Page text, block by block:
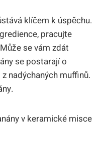
klíčem k úspěchu.
pracujte
se vám zdát
se postarají o
nadýchaných muffinů.